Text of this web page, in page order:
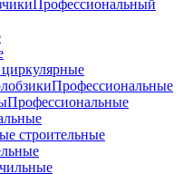
Профессиональный
Профессиональные
Профессиональные
строительные